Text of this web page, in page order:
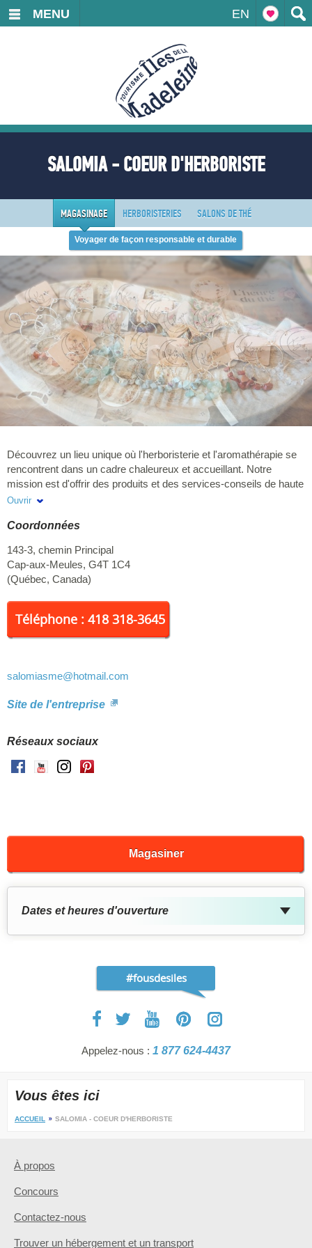
EN
MENU
SALOMIA - COEUR D'HERBORISTE
MAGASINAGE HERBORISTERIES SALONS DE THÉ
Voyager de façon responsable et durable
Découvrez un lieu unique où l'herboristerie et l'aromathérapie se
rencontrent dans un cadre chaleureux et accueillant. Notre
mission est d'offrir des produits et des services-conseils de haute
qualité visant à soutenir la santé globale grâce aux nombreuses
sélection de thés et de tisanes aux Îles-de-la-Madeleine, incluant
uniquement de produits naturels. Œuvres d'artisans locaux &
multiples idées cadeaux.
Ouvrir
Coordonnées
143-3, chemin Principal
Cap-aux-Meules, G4T 1C4
(Québec, Canada)
Téléphone : 418 318-3645
salomiasme@hotmail.com
Site de l'entreprise
Réseaux sociaux
FacebookYoutubeInstagram
Magasiner
Dates et heures d'ouverture
#fousdesiles
Appelez-nous : 1 877 624-4437
Vous êtes ici
ACCUEIL SALOMIA - COEUR D'HERBORISTE
À propos
Concours
Contactez-nous
Trouver un hébergement et un transport